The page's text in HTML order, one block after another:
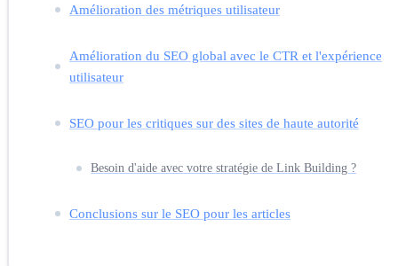
Amélioration des métriques utilisateur
Amélioration du SEO global avec le CTR et l'expérience
utilisateur
SEO pour les critiques sur des sites de haute autorité
Besoin d'aide avec votre stratégie de Link Building ?
Conclusions sur le SEO pour les articles